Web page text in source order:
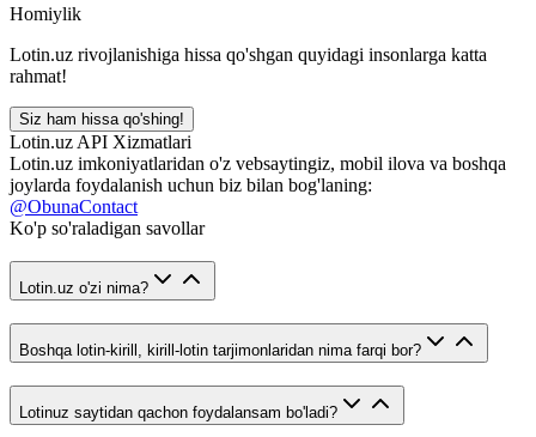
Homiylik
Lotin.uz rivojlanishiga hissa qo'shgan quyidagi insonlarga katta
rahmat!
Siz ham hissa qo'shing!
Lotin.uz API Xizmatlari
Lotin.uz imkoniyatlaridan o'z vebsaytingiz, mobil ilova va boshqa
joylarda foydalanish uchun biz bilan bog'laning:
@ObunaContact
Ko'p so'raladigan savollar
Lotin.uz o'zi nima?
Boshqa lotin-kirill, kirill-lotin tarjimonlaridan nima farqi bor?
Lotinuz saytidan qachon foydalansam bo'ladi?